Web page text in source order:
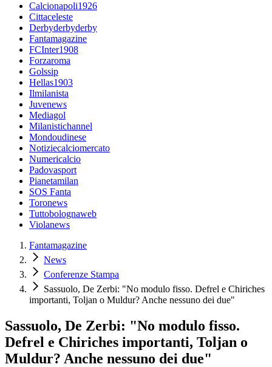
Calcionapoli1926
Cittaceleste
Derbyderbyderby
Fantamagazine
FCInter1908
Forzaroma
Golssip
Hellas1903
Ilmilanista
Juvenews
Mediagol
Milanistichannel
Mondoudinese
Notiziecalciomercato
Numericalcio
Padovasport
Pianetamilan
SOS Fanta
Toronews
Tuttobolognaweb
Violanews
Fantamagazine
News
Conferenze Stampa
Sassuolo, De Zerbi: "No modulo fisso. Defrel e Chiriches
importanti, Toljan o Muldur? Anche nessuno dei due"
Sassuolo, De Zerbi: "No modulo fisso.
Defrel e Chiriches importanti, Toljan o
Muldur? Anche nessuno dei due"